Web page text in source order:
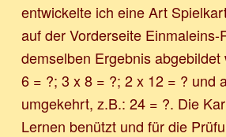
entwickelte ich eine Art
auf der Vorderseite Einmaleins-
demselben Ergebnis
6 = ?; 3 x 8 = ?; 2 x 12 = ? und
umgekehrt, z.B.: 24 = ?. Die
Lernen benützt und für die